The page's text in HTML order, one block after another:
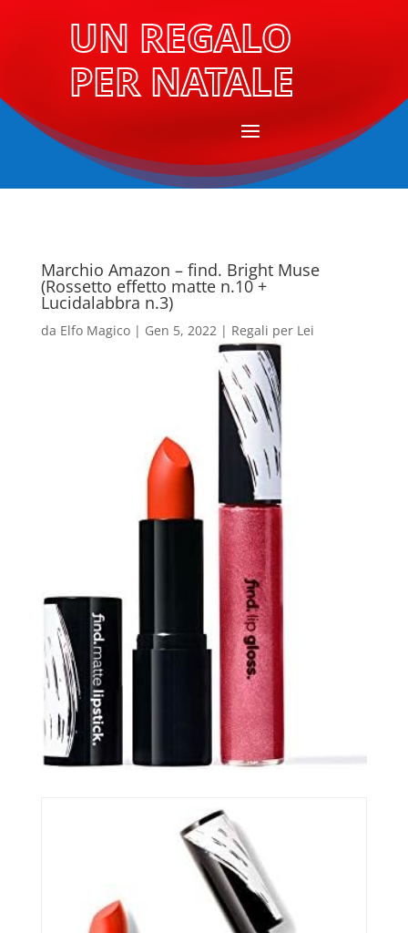
UN REGALO
PER NATALE
Marchio Amazon – find. Bright Muse
(Rossetto effetto matte n.10 +
Lucidalabbra n.3)
da Elfo Magico| Gen 5, 2022| Regali per Lei